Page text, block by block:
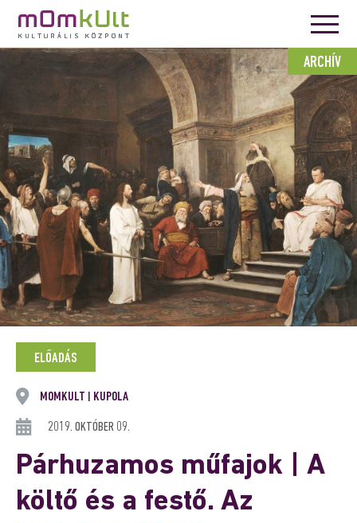
ARCHÍV
ELŐADÁS
MOMKULT KUPOLA
2019. OKTÓBER 09.
Párhuzamos műfajok | A
költő és a festő. Az